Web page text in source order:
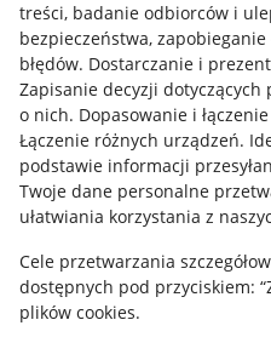
treści, badanie odbiorców i
bezpieczeństwa,
błędów. Dostarczanie i
Zapisanie decyzji
o nich. Dopasowanie i
Łączenie różnych urządzeń.
podstawie informacji
Twoje dane personalne
ułatwiania korzystania z
Cele przetwarzania
dostępnych pod przyciskiem:
plików cookies.
Mapa miejscowości
Informacje prawne
Regulamin
Polityka plików "cookies"
Ustawienia plików "cookies"
Udostępnianie lokalizacji
Informacje dla Aktu o